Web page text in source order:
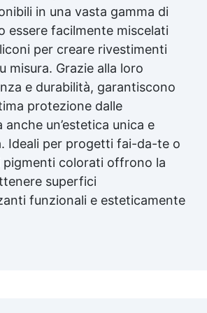
epossidica Calcolatore resina
all articles → Manutenzione
in resina 22 articles ▸ Resina
Resina epossidica
trasparente epossidica
trasparente come si usa
o poliestere Resina
asciugatura rapida Resina
plastica La migliore resina
distaccante per resina
resina epossidica Resin pro
Resina epossidica per
Resina epossidica poliestere
gioielli Scacchiera in
Lampada uv per resina
Resina epossidica su plastica
in una vasta gamma di
essere facilmente miscelati
per creare rivestimenti
misura. Grazie alla loro
e durabilità, garantiscono
protezione dalle
un’estetica unica e
Ideali per progetti fai-da-te o
pigmenti colorati offrono la
superfici
funzionali e esteticamente